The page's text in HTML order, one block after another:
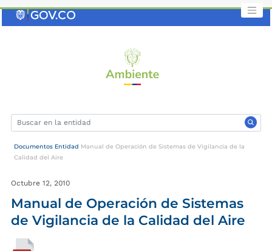
Documentos Entidad Manual de Operación de Sistemas de Vigilancia de la
Calidad del Aire
Octubre 12, 2010
Manual de Operación de Sistemas
de Vigilancia de la Calidad del Aire